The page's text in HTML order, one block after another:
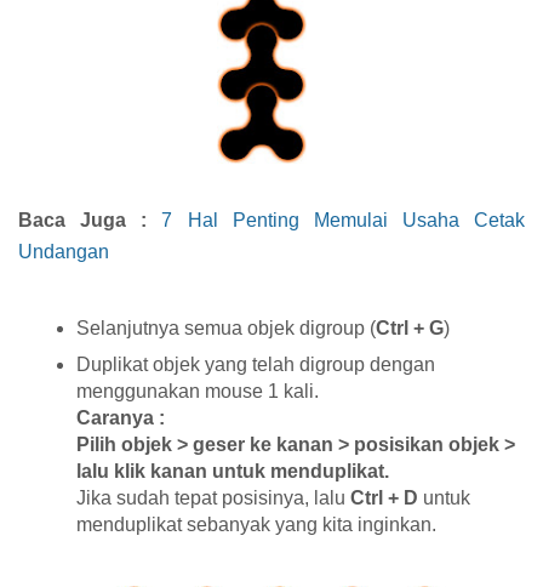
Baca Juga :
7 Hal Penting Memulai Usaha Cetak
Undangan
Selanjutnya semua objek digroup (Ctrl + G)
Duplikat objek yang telah digroup dengan
menggunakan mouse 1 kali.
Caranya :
Pilih objek > geser ke kanan > posisikan objek >
lalu klik kanan untuk menduplikat.
Jika sudah tepat posisinya, lalu Ctrl + D untuk
menduplikat sebanyak yang kita inginkan.